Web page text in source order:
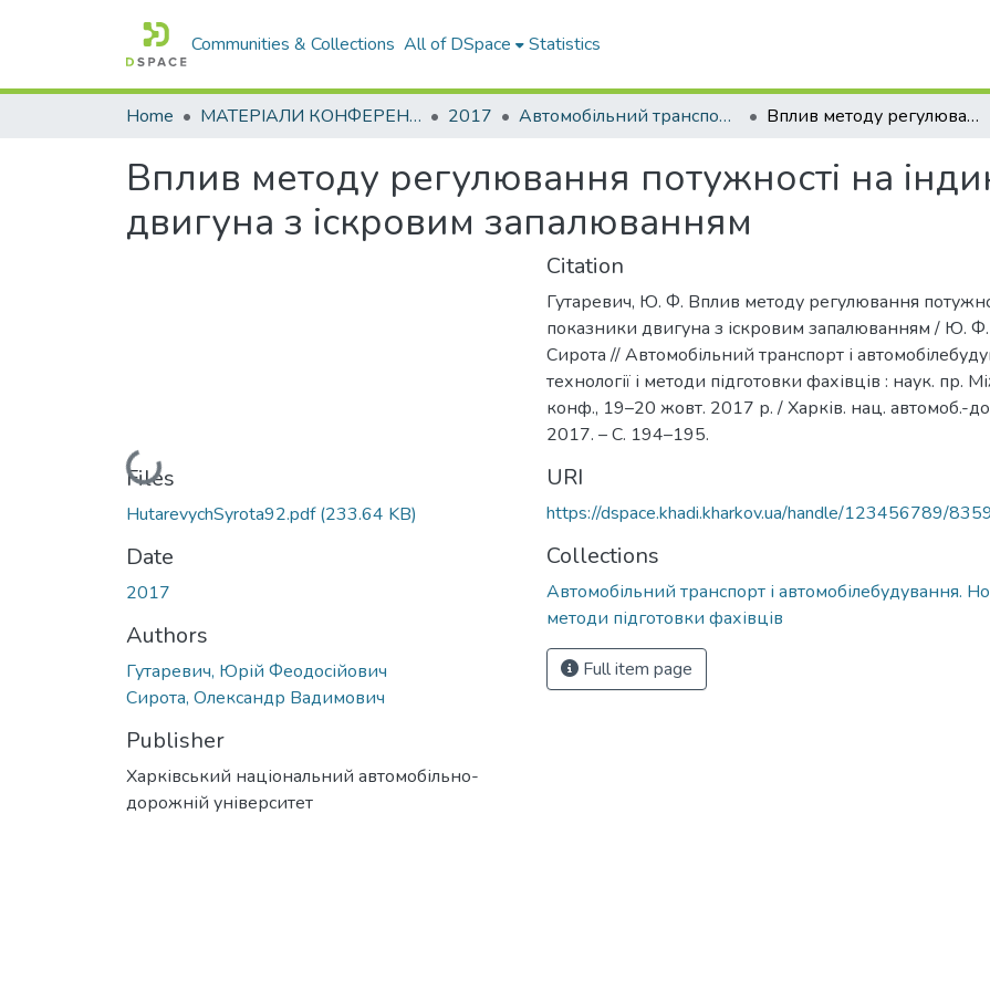
Communities & Collections All of DSpace Statistics
Home МАТЕРІАЛИ КОНФЕРЕНЦІЙ 2017 Автомобільний транспорт і автомобілебудування. Новітні технології і методи підготовки фахівців Вплив методу регулювання потужності на індикаторні показники двигуна з іскровим запалюванням
Вплив методу регулювання потужності на
двигуна з іскровим запалюванням
Loading...
Files
HutarevychSyrota92.pdf(233.64 KB)
Date
2017
Authors
Гутаревич, Юрій Феодосійович
Сирота, Олександр Вадимович
Publisher
Харківський національний автомобільно-
дорожній університет
Citation
Гутаревич, Ю. Ф. Вплив методу регулювання
показники двигуна з іскровим запалюванням / Ю.
Сирота // Автомобільний транспорт і
технології і методи підготовки фахівців : наук. пр.
конф., 19–20 жовт. 2017 р. / Харків. нац. автомоб.-
2017. – С. 194–195.
URI
https://dspace.khadi.kharkov.ua/handle/123456789/8359
Collections
Автомобільний транспорт і автомобілебудування.
методи підготовки фахівців
Full item page